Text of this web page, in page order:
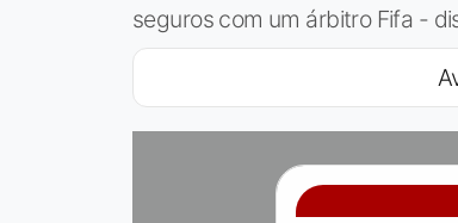
seguros com um árbitro Fifa -